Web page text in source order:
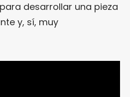
para desarrollar una pieza
y, sí, muy